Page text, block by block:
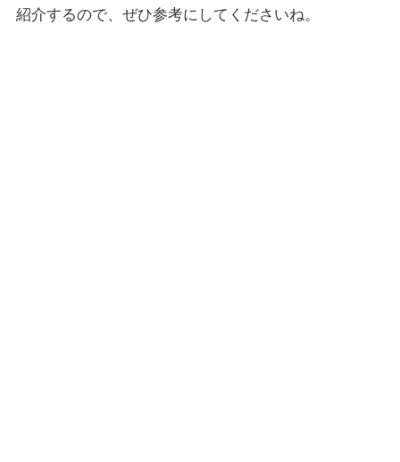
紹介するので、ぜひ参考にしてくださいね。